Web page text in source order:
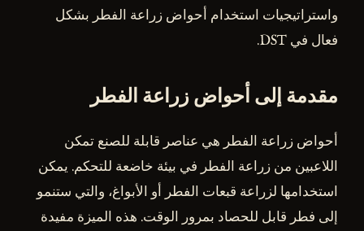
واستراتيجيات استخدام أحواض زراعة الفطر بشكل
فعال في DST.
مقدمة إلى أحواض زراعة الفطر
أحواض زراعة الفطر هي عناصر قابلة للصنع تمكن
اللاعبين من زراعة الفطر في بيئة خاضعة للتحكم. يمكن
استخدامها لزراعة قبعات الفطر أو الأبواغ، والتي ستنمو
إلى فطر قابل للحصاد بمرور الوقت. هذه الميزة مفيدة